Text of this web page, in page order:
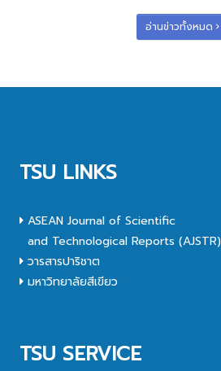
อ่านข่าวทั้งหมด
TSU LINKS
ASEAN Journal of Scientific
and Technological Reports (AJSTR)
วารสารปาริชาต
มหาวิทยาลัยสีเขียว
TSU SERVICE